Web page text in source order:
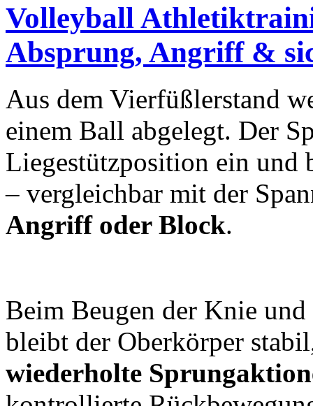
Volleyball
Absprung, Angriff &
Aus dem Vierfüßlerstand
einem Ball abgelegt. Der
Liegestützposition ein und
– vergleichbar mit der
Angriff oder Block.
Beim Beugen der Knie
bleibt der Oberkörper
wiederholte